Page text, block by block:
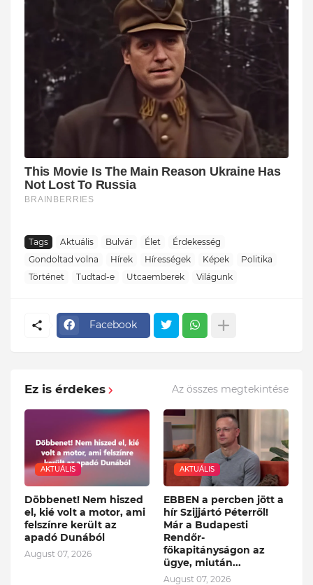
Tags Aktuális Bulvár Élet
Érdekesség
Gondoltad volna
Hírek Hírességek Képek
Politika
Történet
Tudtad-e Utcaemberek Világunk
Facebook
Ez is érdekes Az összes megtekintése
AKTUÁLIS
Döbbenet! Nem hiszed
el, kié volt a motor, ami
felszínre került az
apadó Dunából
August 07, 2026
AKTUÁLIS
EBBEN a percben jött a
hír Szijjártó Péterről!
Már a Budapesti
Rendőr-
főkapitányságon az
ügye, miután...
August 07, 2026